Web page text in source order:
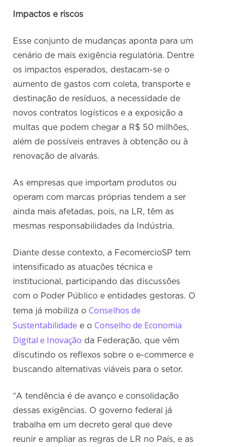
Impactos e riscos
Esse conjunto de mudanças aponta para um
cenário de mais exigência regulatória. Dentre
os impactos esperados, destacam-se o
aumento de gastos com coleta, transporte e
destinação de resíduos, a necessidade de
novos contratos logísticos e a exposição a
multas que podem chegar a R$ 50 milhões,
além de possíveis entraves à obtenção ou à
renovação de alvarás.
As empresas que importam produtos ou
operam com marcas próprias tendem a ser
ainda mais afetadas, pois, na LR, têm as
mesmas responsabilidades da Indústria.
Diante desse contexto, a FecomercioSP tem
intensificado as atuações técnica e
institucional, participando das discussões
com o Poder Público e entidades gestoras. O
tema já mobiliza o Conselhos de
Sustentabilidade e o Conselho de Economia
Digital e Inovação da Federação, que vêm
discutindo os reflexos sobre o e-commerce e
buscando alternativas viáveis para o setor.
“A tendência é de avanço e consolidação
dessas exigências. O governo federal já
trabalha em um decreto geral que deve
reunir e ampliar as regras de LR no País, e as